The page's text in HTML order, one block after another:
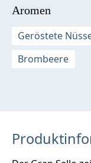
Aromen
Geröstete
Brombeere